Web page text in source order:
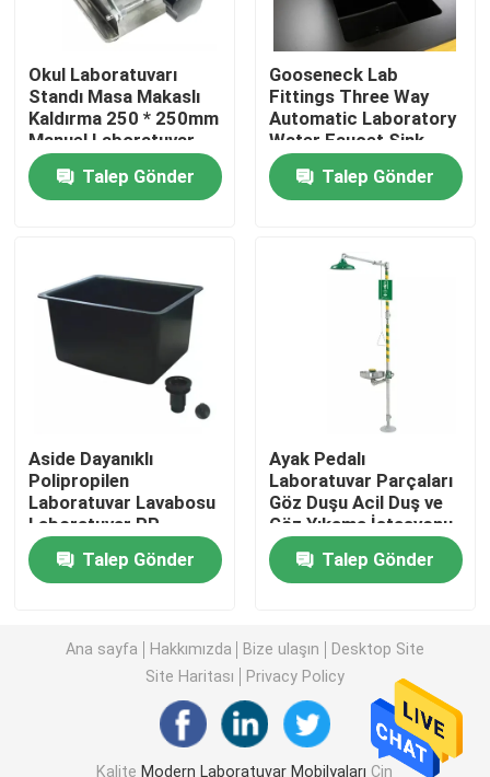
vakalar
Modern Laboratuvar Mobilyaları
Okul Laboratuvar Mobilyaları
Laboratuvar Adası Tezgahı
Laboratuvar Duvar Tezgahı
Laboratuvar Çeker Ocak
Laboratuvar Denge Tezgahı
Laboratuvar Çalışma Tezgahları
Biyolojik Güvenlik Kabini
Okul Laboratuvarı
Standı Masa Makaslı
Kaldırma 250 * 250mm
Manuel Laboratuvar
Makaslı Kaldırma
Talep Gönder
Gooseneck Lab
Fittings Three Way
Automatic Laboratory
Water Faucet Sink
Assay
Talep Gönder
Aside Dayanıklı
Polipropilen
Laboratuvar Lavabosu
Laboratuvar PP
Lavabo 42L ila 125L
Talep Gönder
Ayak Pedalı
Laboratuvar Parçaları
Göz Duşu Acil Duş ve
Göz Yıkama İstasyonu
11.4L / Min
Talep Gönder
Ana sayfa Hakkımızda Bize ulaşın
Desktop Site
Site Haritası
Privacy Policy
Kalite Modern Laboratuvar Mobilyaları Çin